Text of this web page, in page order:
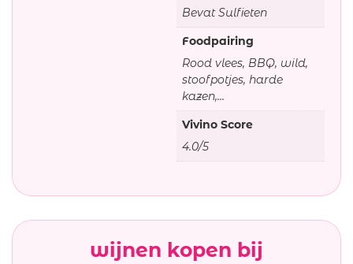
Bevat Sulfieten
Foodpairing
Rood vlees, BBQ, wild,
stoofpotjes, harde
kazen,...
Vivino Score
4.0/5
wijnen kopen bij